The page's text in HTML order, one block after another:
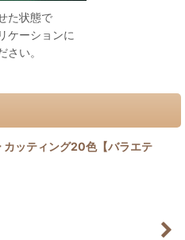
た状態で
ケーションに
い。
カッティング20色【バラエテ